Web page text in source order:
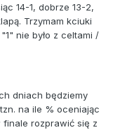
14-1, dobrze 13-2,
Trzymam kciuki
nie było z celtami /
dniach będziemy
na ile % oceniając
finale rozprawić się z